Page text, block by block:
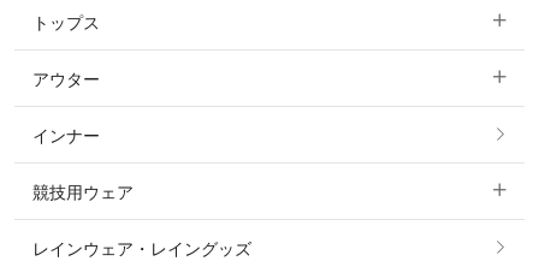
すべてのキュロット
フルグリップ・尻革 キュロット
ニーグリップ・膝革 キュロット
トップス
すべてのトップス
ポロシャツ
カットソー・Tシャツ・タンクトップ
アウター
すべてのアウター
コート
ジャケット・ブルゾン
インナー
競技用ウェア
すべての競技用ウェア
レインウェア・レイングッズ